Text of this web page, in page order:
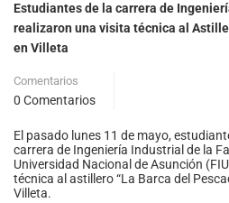
​Estudiantes de la carrera de
realizaron una visita técnica al
en Villeta
Comentarios
0 Comentarios
​El pasado lunes 11 de mayo,
carrera de Ingeniería Industrial de la
Universidad Nacional de Asunción
técnica al astillero “La Barca del
Villeta.